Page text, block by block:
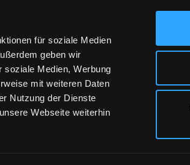
für soziale Medien
geben wir
soziale Medien, Werbung
mit weiteren Daten
Nutzung der Dienste
Webseite weiterhin